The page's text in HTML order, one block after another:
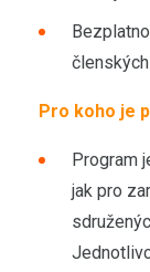
Pro koho je
Program
jak pro